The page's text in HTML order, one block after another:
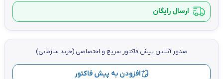
ارسال رایگان
صدور آنلاین پيش فاكتور سریع و اختصاصي (خرید سازمانی)
افزودن به پیش فاکتور